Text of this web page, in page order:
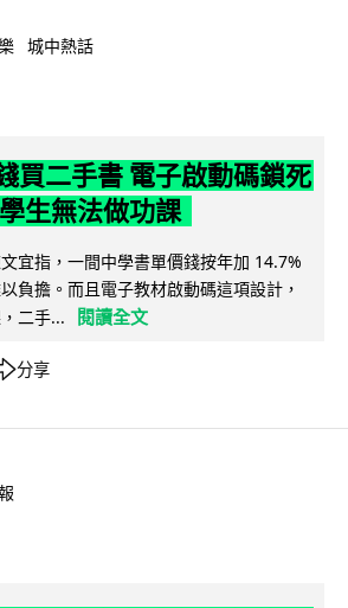
城中熱話
買二手書 電子啟動碼鎖死
生無法做功課
宜指，一間中學書單價錢按年加 14.7%
負擔。而且電子教材啟動碼這項設計，
二手...
閱讀全文
分享